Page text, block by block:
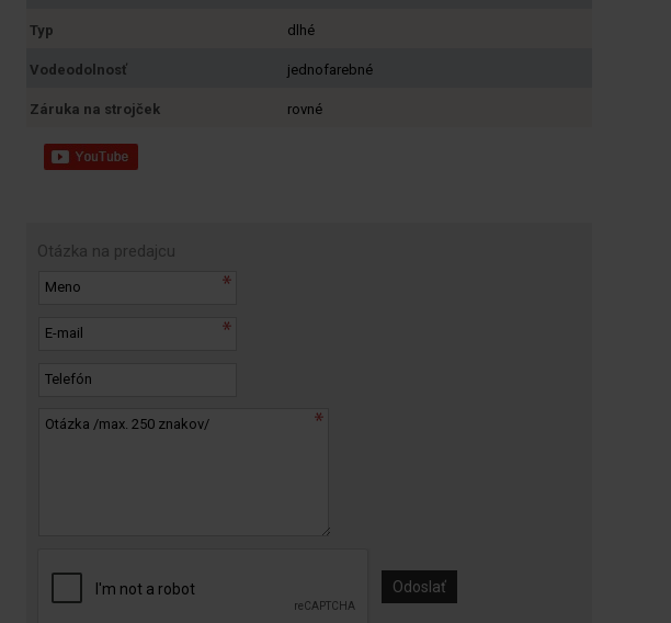
Typ dlhé
Vodeodolnosť jednofarebné
Záruka na strojček rovné
Otázka na predajcu